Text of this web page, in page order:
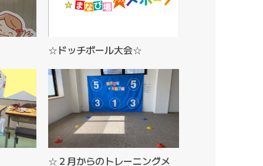
☆ドッチボール大会☆
☆２月からのトレーニングメ